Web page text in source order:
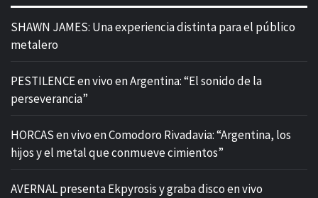
SHAWN JAMES: Una experiencia distinta para el público
metalero
PESTILENCE en vivo en Argentina: “El sonido de la
perseverancia”
HORCAS en vivo en Comodoro Rivadavia: “Argentina, los
hijos y el metal que conmueve cimientos”
AVERNAL presenta Ekpyrosis y graba disco en vivo